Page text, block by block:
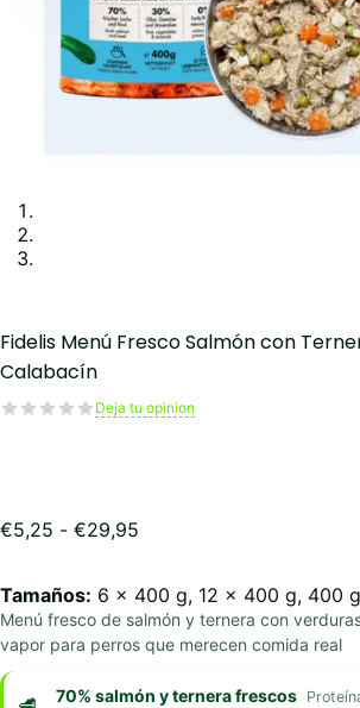
Fidelis Menú Fresco Salmón con
Calabacín
Deja tu opinion
€5,25 - €29,95
desde
€5,25
hasta
Tamaños: 6 x 400 g, 12 x 400 g, 400 g
Menú fresco de salmón y ternera con
vapor para perros que merecen comida real
70% salmón y ternera frescos